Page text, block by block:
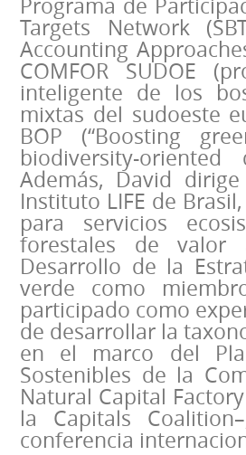
Programa de
Targets Network
Accounting
COMFOR SUDOE
inteligente de los
mixtas del sudoeste
BOP (“Boosting
biodiversity-
Además, David
Instituto LIFE de
para servicios
forestales de valor
Desarrollo de la
verde como
participado como
de desarrollar la
en el marco del
Sostenibles de la
Natural Capital
la Capitals
conferencia